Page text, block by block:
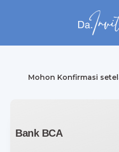
Mohon Konfirmasi
Bank BCA